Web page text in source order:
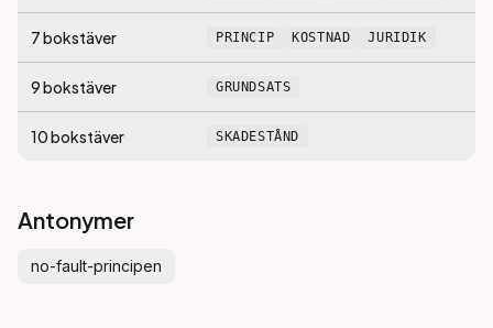
7bokstäver PRINCIP KOSTNAD JURIDIK
9bokstäver GRUNDSATS
10bokstäver SKADESTÅND
Antonymer
no-fault-principen